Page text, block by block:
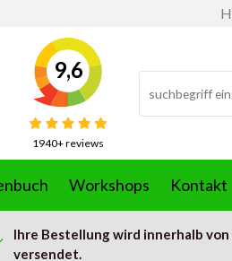
9,6
1940+ reviews
Workshops Kontakt
Ihre Bestellung wird innerhalb
versendet.